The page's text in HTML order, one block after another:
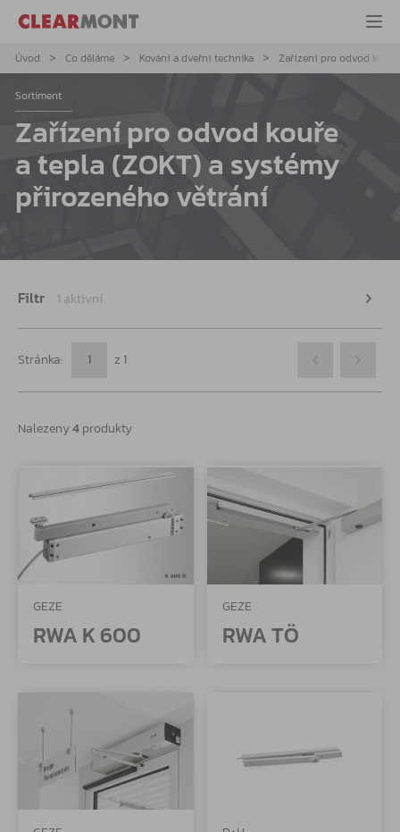
Úvod Co děláme Kování a dveřní technika Zařízení pro odvod kouře
Sortiment
Zařízení pro odvod kouře
a tepla (ZOKT) a systémy
přirozeného větrání
Filtr 1 aktivní
Nalezeny4produkty
Stránka: z 1
GEZE
RWA K 600
GEZE
RWA TÖ